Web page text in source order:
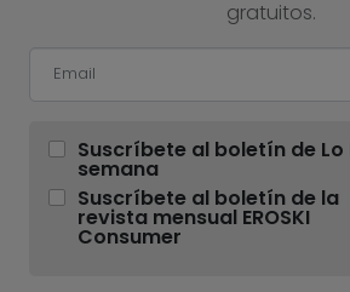
gratuitos.
Suscríbete al boletín de Lo
semana
Suscríbete al boletín de la
revista mensual EROSKI
Consumer